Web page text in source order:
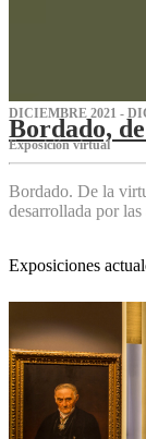
DICIEMBRE 2021 -
Bordado,
Exposición virtual‌
Bordado. De la
desarrollada por
Exposiciones